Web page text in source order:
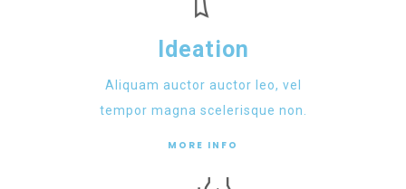
Ideation
Aliquam auctor auctor leo, vel
tempor magna scelerisque non.
MORE INFO